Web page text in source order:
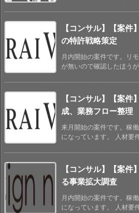
【コンサル】【案件
の特許戦略策定
月内開始の案件です。リ
が無いので確認したほう
【コンサル】【案件
成、業務フロー整理
来月開始の案件です。稼
になっています。 人材要
【コンサル】【案
る事業拡大調査
月内開始の案件です。稼
になっています。 人材要